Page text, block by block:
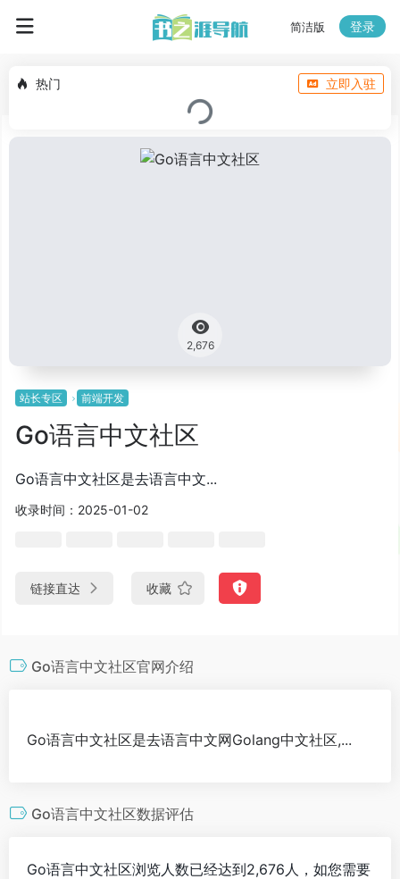
简洁版 登录
热门 立即入驻
2,676
站长专区 前端开发
Go语言中文社区
Go语言中文社区是去语言中文...
收录时间：2025-01-02
链接直达 收藏
Go语言中文社区官网介绍
Go语言中文社区是去语言中文网Golang中文社区,...
Go语言中文社区数据评估
Go语言中文社区浏览人数已经达到2,676人，如您需要